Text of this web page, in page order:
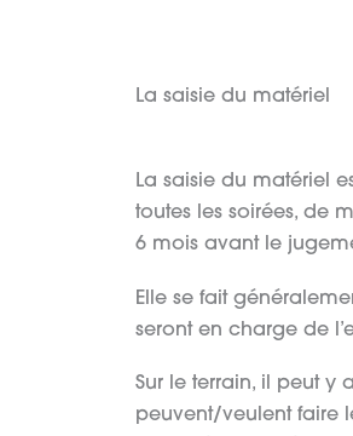
La saisie du matériel
La saisie du matériel
toutes les soirées, de
6 mois avant le
Elle se fait
seront en charge de
Sur le terrain, il peut y
peuvent/veulent faire